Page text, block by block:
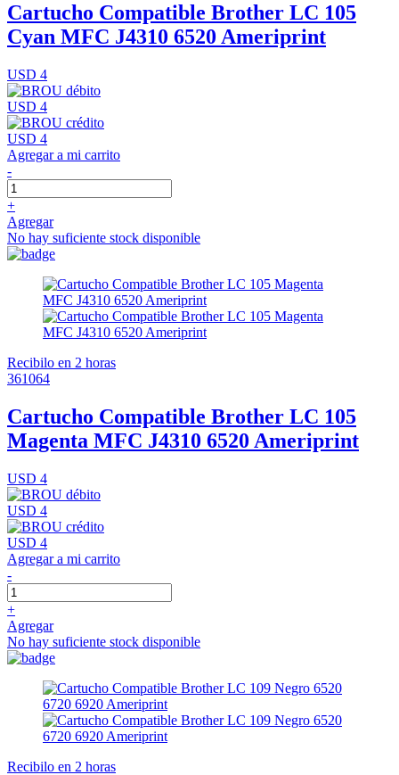
Cartucho Compatible Brother LC 105
Cyan MFC J4310 6520 Ameriprint
USD 4
USD 4
USD 4
Agregar a mi carrito
-
+
Agregar
No hay suficiente stock disponible
Recibilo en 2 horas
361064
Cartucho Compatible Brother LC 105
Magenta MFC J4310 6520 Ameriprint
USD 4
USD 4
USD 4
Agregar a mi carrito
-
+
Agregar
No hay suficiente stock disponible
Recibilo en 2 horas